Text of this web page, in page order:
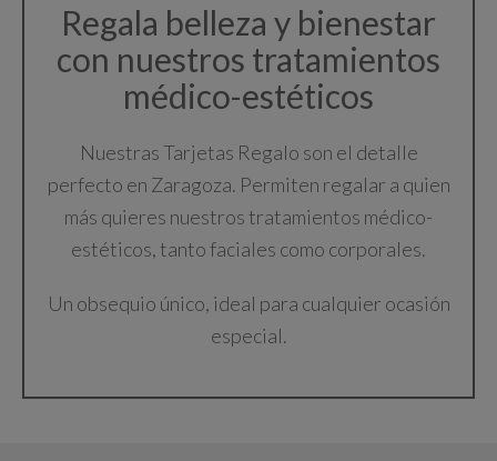
Regala belleza y bienestar
con nuestros tratamientos
médico-estéticos
Nuestras Tarjetas Regalo son el detalle
perfecto en Zaragoza. Permiten regalar a quien
más quieres nuestros tratamientos médico-
estéticos, tanto faciales como corporales.
Un obsequio único, ideal para cualquier ocasión
especial.